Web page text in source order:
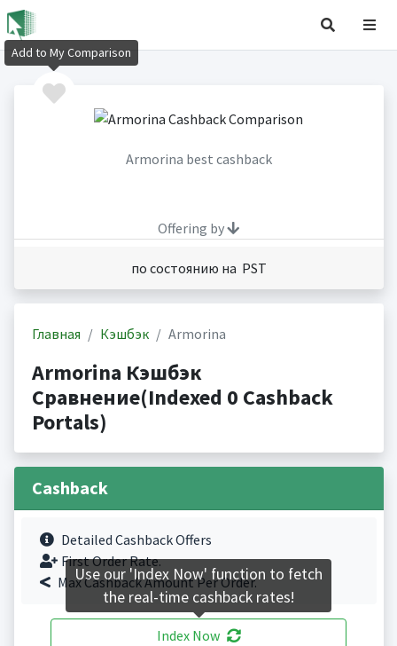
Armorina best cashback
Offering by
по состоянию на PST
Главная Кэшбэк Armorina
Armorina Кэшбэк
Сравнение(Indexed 0 Cashback
Portals)
Cashback
Detailed Cashback Offers
First Order Rate.
Max Cashback Amount Per Order.
Index Now
Add to My Comparison
Use our 'Index Now' function to fetch
the real-time cashback rates!